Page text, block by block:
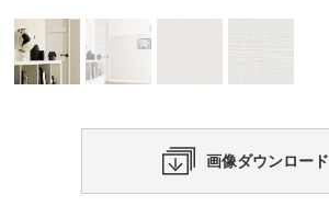
画像ダウンロード